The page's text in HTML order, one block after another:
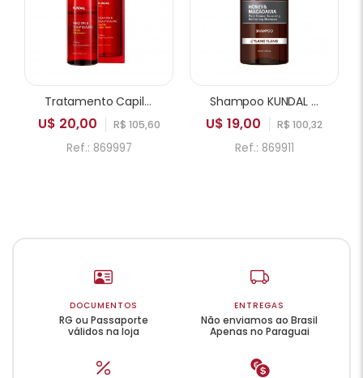
Tratamento Capilar KUNDAL Head SPA & Scalp Scaling Caffeine Water Treatment 300ml
U$ 20,00 R$ 105,60
Ref.: 869997
Shampoo KUNDAL Honey & Macadamia Pure Natural Balancing Refreshing Ylang Ylang 500ml
U$ 19,00 R$ 100,32
Ref.: 869911
DOCUMENTOS
RG ou Passaporte
válidos na loja
ENTREGAS
Não enviamos ao Brasil
Apenas no Paraguai